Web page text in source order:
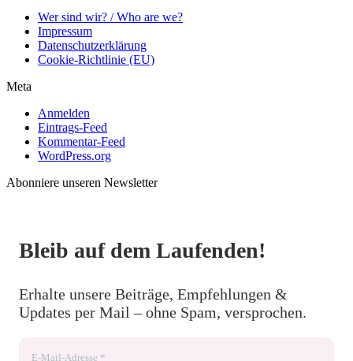
Wer sind wir? / Who are we?
Impressum
Datenschutzerklärung
Cookie-Richtlinie (EU)
Meta
Anmelden
Eintrags-Feed
Kommentar-Feed
WordPress.org
Abonniere unseren Newsletter
Bleib auf dem Laufenden!
Erhalte unsere Beiträge, Empfehlungen &
Updates per Mail – ohne Spam, versprochen.